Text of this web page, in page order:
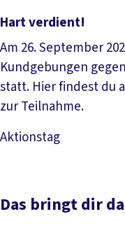
Hart verdient!
Am 26. September
Kundgebungen
statt. Hier findest du
zur Teilnahme.
Aktionstag
Das bringt dir